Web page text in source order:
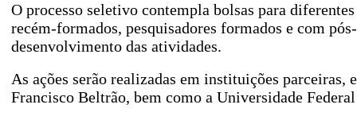
O processo seletivo contempla bolsas para
recém-formados, pesquisadores formados e com
desenvolvimento das atividades.
As ações serão realizadas em instituições
Francisco Beltrão, bem como a Universidade